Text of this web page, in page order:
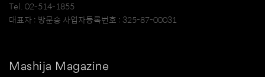
Tel. 02-514-1855
대표자 : 방문송 사업자등록번호 : 325-87-00031
Mashija Magazine